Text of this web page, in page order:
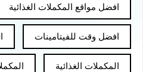
افضل مواقع المكملات الغذائية
افضل وقت للفيتامينات
المكملات الغذائية